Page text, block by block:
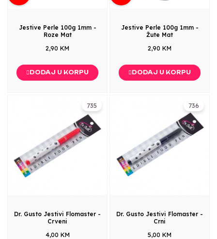
Jestive Perle 100g 1mm -
Roze Mat
2,90 KM
DODAJ U KORPU
Jestive Perle 100g 1mm -
Žute Mat
2,90 KM
DODAJ U KORPU
735
Dr. Gusto Jestivi Flomaster -
Crveni
4,00 KM
736
Dr. Gusto Jestivi Flomaster -
Crni
5,00 KM